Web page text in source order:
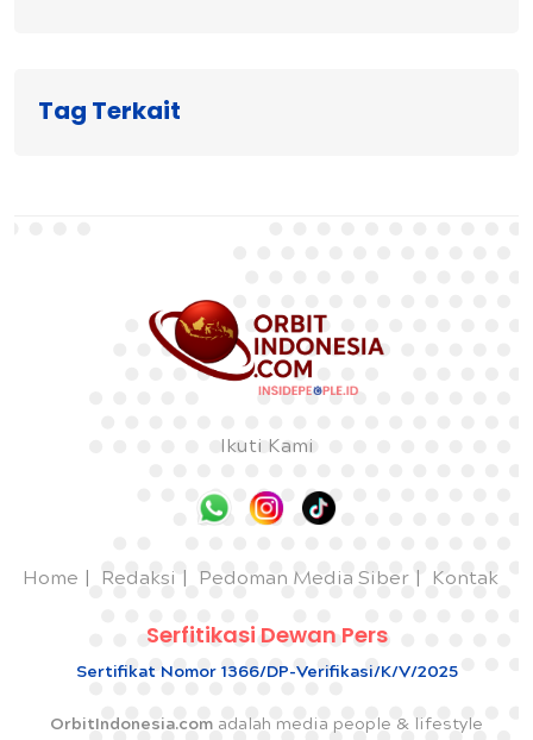
Tag Terkait
Ikuti Kami
Home Redaksi Pedoman Media Siber Kontak
Serfitikasi Dewan Pers
Sertifikat Nomor 1366/DP-Verifikasi/K/V/2025
OrbitIndonesia.com adalah media people & lifestyle